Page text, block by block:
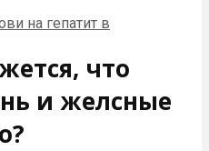
что
и желсные